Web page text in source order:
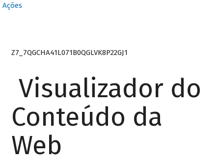
Ações
Z7_7QGCHA41L071B0QGLVK8P22GJ1
Visualizador do
Conteúdo da
Web